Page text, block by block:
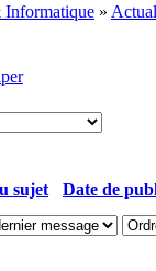
Informatique »
sujet Date de